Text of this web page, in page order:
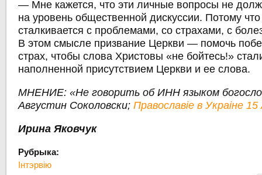
― Мне кажется, что эти личные вопросы не
на уровень общественной дискуссии. Потому
сталкивается с проблемами, со страхами, с
В этом смысле призвание Церкви ― помочь
страх, чтобы слова Христовы «не бойтесь!»
наполненной присутствием Церкви и ее слова.
МНЕНИЕ: «Не говорить об ИНН языком
Августин Соколовски;Православіе в Украіне
Ирина Яковчук
Рубрыка:
Інтэрвію